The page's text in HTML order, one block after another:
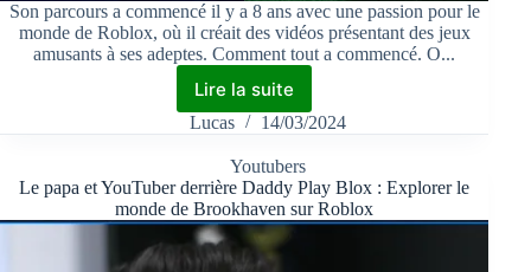
Son parcours a commencé il y a 8 ans avec une passion pour le
monde de Roblox, où il créait des vidéos présentant des jeux
amusants à ses adeptes. Comment tout a commencé. O...
Lire la suite
Lucas 14/03/2024
Youtubers
Le papa et YouTuber derrière Daddy Play Blox : Explorer le
monde de Brookhaven sur Roblox